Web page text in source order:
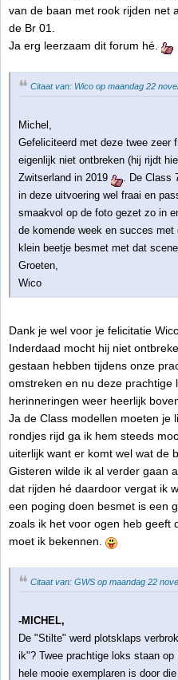
van de baan met rook rijden net
de Br 01.
Ja erg leerzaam dit forum hé.
Citaat van: Wico op maandag 22
Michel,
Gefeliciteerd met deze twee zeer
eigenlijk niet ontbreken (hij rijdt
Zwitserland in 2019
. De
in deze uitvoering wel fraai en
smaakvol op de foto gezet zo in
de komende week en succes
klein beetje besmet met dat
Groeten,
Wico
Dank je wel voor je felicitatie
Inderdaad mocht hij niet
gestaan hebben tijdens onze
omstreken en nu deze prachtige
herinneringen weer heerlijk
Ja de Class modellen moeten je
rondjes rijd ga ik hem steeds
uiterlijk want er komt wel wat de
Gisteren wilde ik al verder gaan
dat rijden hé daardoor vergat ik
een poging doen besmet is een
zoals ik het voor ogen heb geeft
moet ik bekennen.
Citaat van: GWS op maandag 22
-MICHEL,
De "Stilte" werd plotsklaps
ik"? Twee prachtige loks staan
hele mooie exemplaren is door